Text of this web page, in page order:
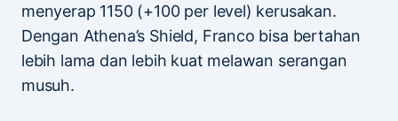
menyerap 1150 (+100 per level) kerusakan.
Dengan Athena’s Shield, Franco bisa bertahan
lebih lama dan lebih kuat melawan serangan
musuh.